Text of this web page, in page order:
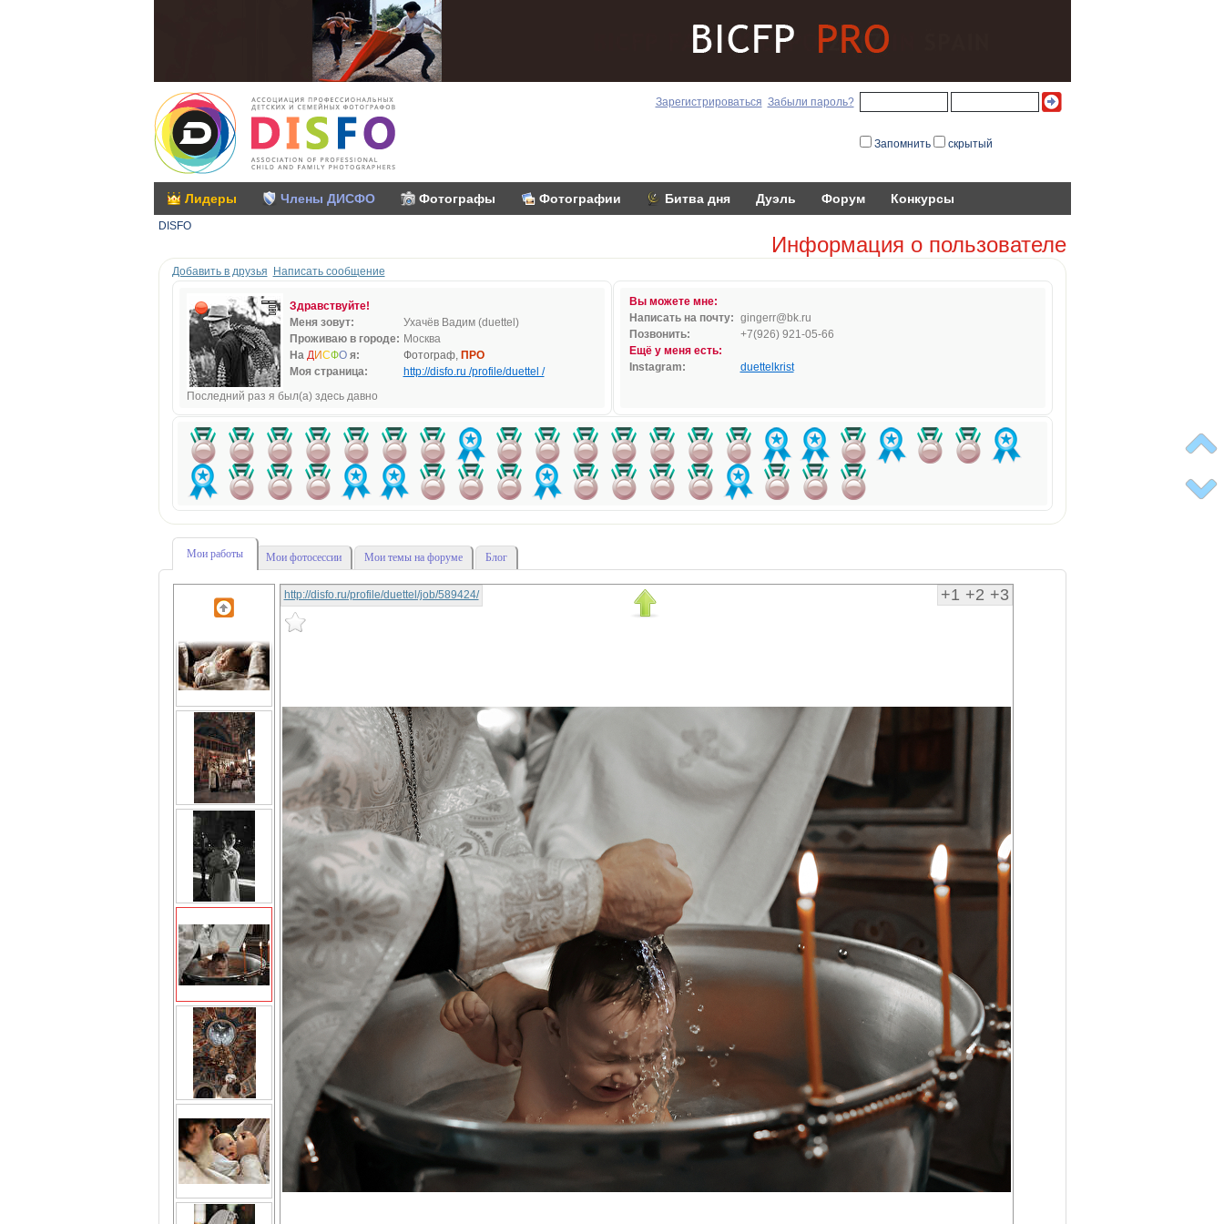
Зарегистрироваться Забыли пароль?
Запомнить скрытый
Лидеры Члены ДИСФО Фотографы Фотографии Битва дня Дуэль Форум Конкурсы
DISFO
Информация о пользователе
Добавить в друзья Написать сообщение
Здравствуйте!
Меня зовут:
Ухачёв Вадим (duettel)
Проживаю в городе: Москва
На ДИСФОя: Фотограф, ПРО
Моя страница:
http://disfo.ru /profile/duettel /
Последний раз я был(а) здесь давно
Вы можете мне:
Написать на почту: gingerr@bk.ru
Позвонить:
+7(926) 921-05-66
Ещё у меня есть:
Instagram:
duettelkrist
Мои работы Мои фотосессии Мои темы на форуме Блог
+1 +2 +3
http://disfo.ru/profile/duettel/job/589424/